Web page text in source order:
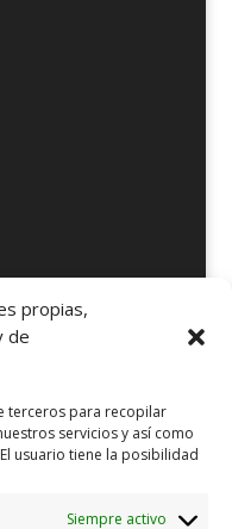
propias,
de
terceros para recopilar
servicios y así como
usuario tiene la posibilidad
Siempre activo